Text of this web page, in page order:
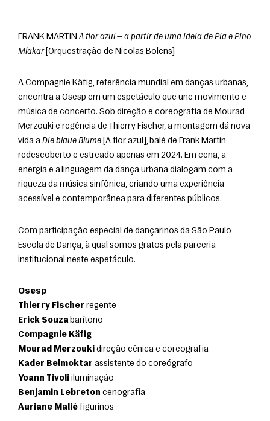
FRANK MARTIN A flor azul — a partir de uma ideia de Pia e Pino
Mlakar [Orquestração de Nicolas Bolens]
A Compagnie Käfig, referência mundial em danças urbanas,
encontra a Osesp em um espetáculo que une movimento e
música de concerto. Sob direção e coreografia de Mourad
Merzouki e regência de Thierry Fischer, a montagem dá nova
vida a Die blaue Blume [A flor azul], balé de Frank Martin
redescoberto e estreado apenas em 2024. Em cena, a
energia e a linguagem da dança urbana dialogam com a
riqueza da música sinfônica, criando uma experiência
acessível e contemporânea para diferentes públicos.
Com participação especial de dançarinos da São Paulo
Escola de Dança, à qual somos gratos pela parceria
institucional neste espetáculo.
Osesp
Thierry Fischer regente
Erick Souza barítono
Compagnie Käfig
Mourad Merzouki direção cênica e coreografia
Kader Belmoktar assistente do coreógrafo
Yoann Tivoli iluminação
Benjamin Lebreton cenografia
Auriane Malié figurinos